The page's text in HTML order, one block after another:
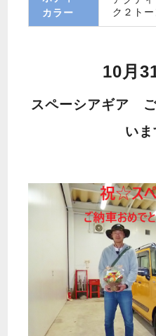
カラー
ク２ト
10月
スペーシアギア
いま